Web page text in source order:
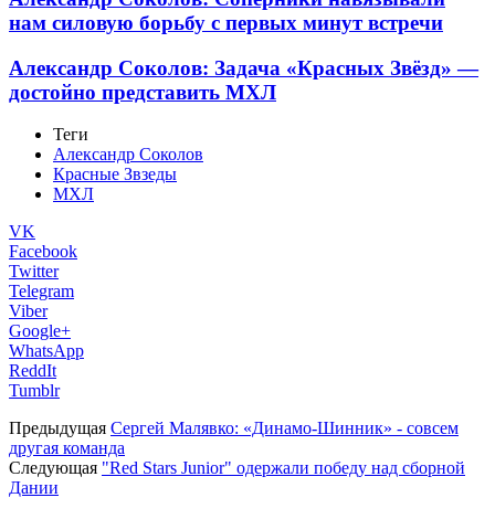
нам силовую борьбу с первых минут встречи
Александр Соколов: Задача «Красных Звёзд» —
достойно представить МХЛ
Теги
Александр Соколов
Красные Звзеды
МХЛ
VK
Facebook
Twitter
Telegram
Viber
Google+
WhatsApp
ReddIt
Tumblr
Предыдущая Сергей Малявко: «Динамо-Шинник» - совсем
другая команда
Следующая "Red Stars Junior" одержали победу над сборной
Дании